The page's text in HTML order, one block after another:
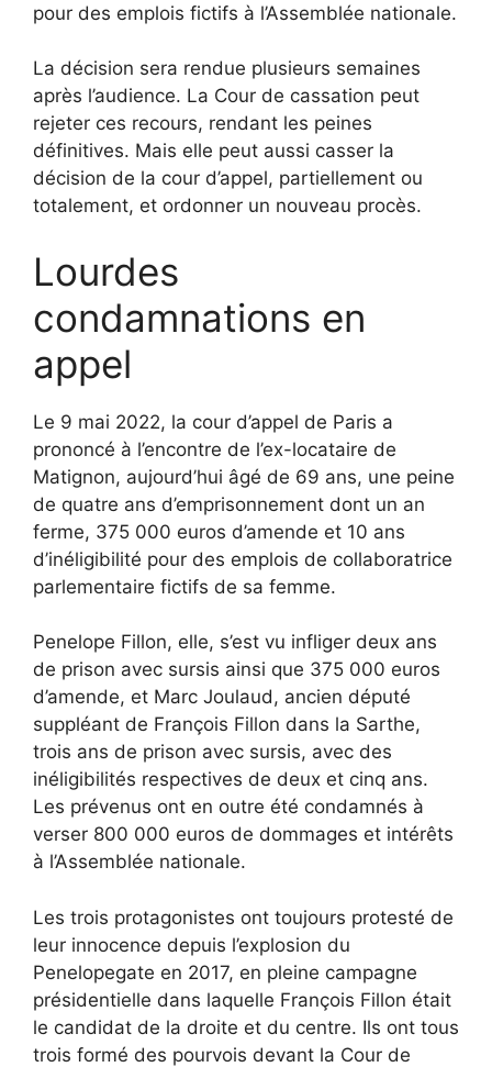
pour des emplois fictifs à l’Assemblée nationale.
La décision sera rendue plusieurs semaines
après l’audience. La Cour de cassation peut
rejeter ces recours, rendant les peines
définitives. Mais elle peut aussi casser la
décision de la cour d’appel, partiellement ou
totalement, et ordonner un nouveau procès.
Lourdes
condamnations en
appel
Le 9 mai 2022, la cour d’appel de Paris a
prononcé à l’encontre de l’ex-locataire de
Matignon, aujourd’hui âgé de 69 ans, une peine
de quatre ans d’emprisonnement dont un an
ferme, 375 000 euros d’amende et 10 ans
d’inéligibilité pour des emplois de collaboratrice
parlementaire fictifs de sa femme.
Penelope Fillon, elle, s’est vu infliger deux ans
de prison avec sursis ainsi que 375 000 euros
d’amende, et Marc Joulaud, ancien député
suppléant de François Fillon dans la Sarthe,
trois ans de prison avec sursis, avec des
inéligibilités respectives de deux et cinq ans.
Les prévenus ont en outre été condamnés à
verser 800 000 euros de dommages et intérêts
à l’Assemblée nationale.
Les trois protagonistes ont toujours protesté de
leur innocence depuis l’explosion du
Penelopegate en 2017, en pleine campagne
présidentielle dans laquelle François Fillon était
le candidat de la droite et du centre. Ils ont tous
trois formé des pourvois devant la Cour de